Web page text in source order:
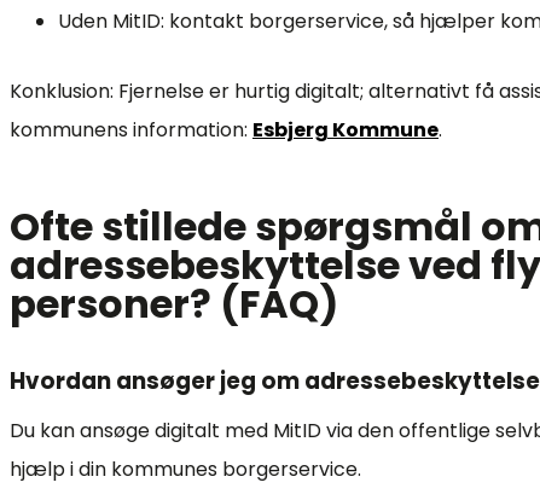
Uden MitID: kontakt borgerservice, så hjælper
Konklusion: Fjernelse er hurtig digitalt; alternativt få
kommunens information: Esbjerg Kommune.
Ofte stillede spørgsmål
adressebeskyttelse ved
personer? (FAQ)
Hvordan ansøger jeg om
Du kan ansøge digitalt med MitID via den offentlige
hjælp i din kommunes borgerservice.